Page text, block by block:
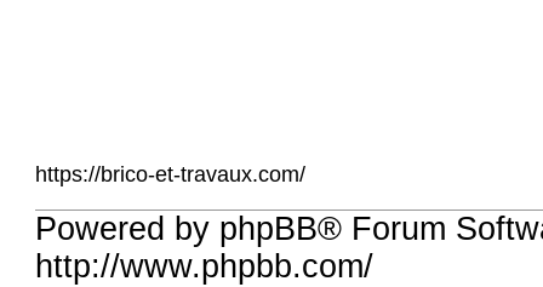
https://brico-et-travaux.com/
Powered by phpBB® Forum
http://www.phpbb.com/